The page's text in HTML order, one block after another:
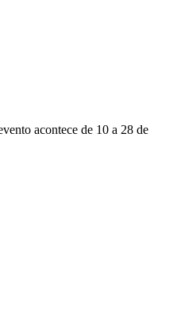
acontece de 10 a 28 de